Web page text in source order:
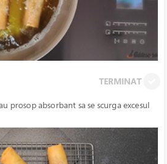
TERMINAT
prosop absorbant sa se scurga excesul